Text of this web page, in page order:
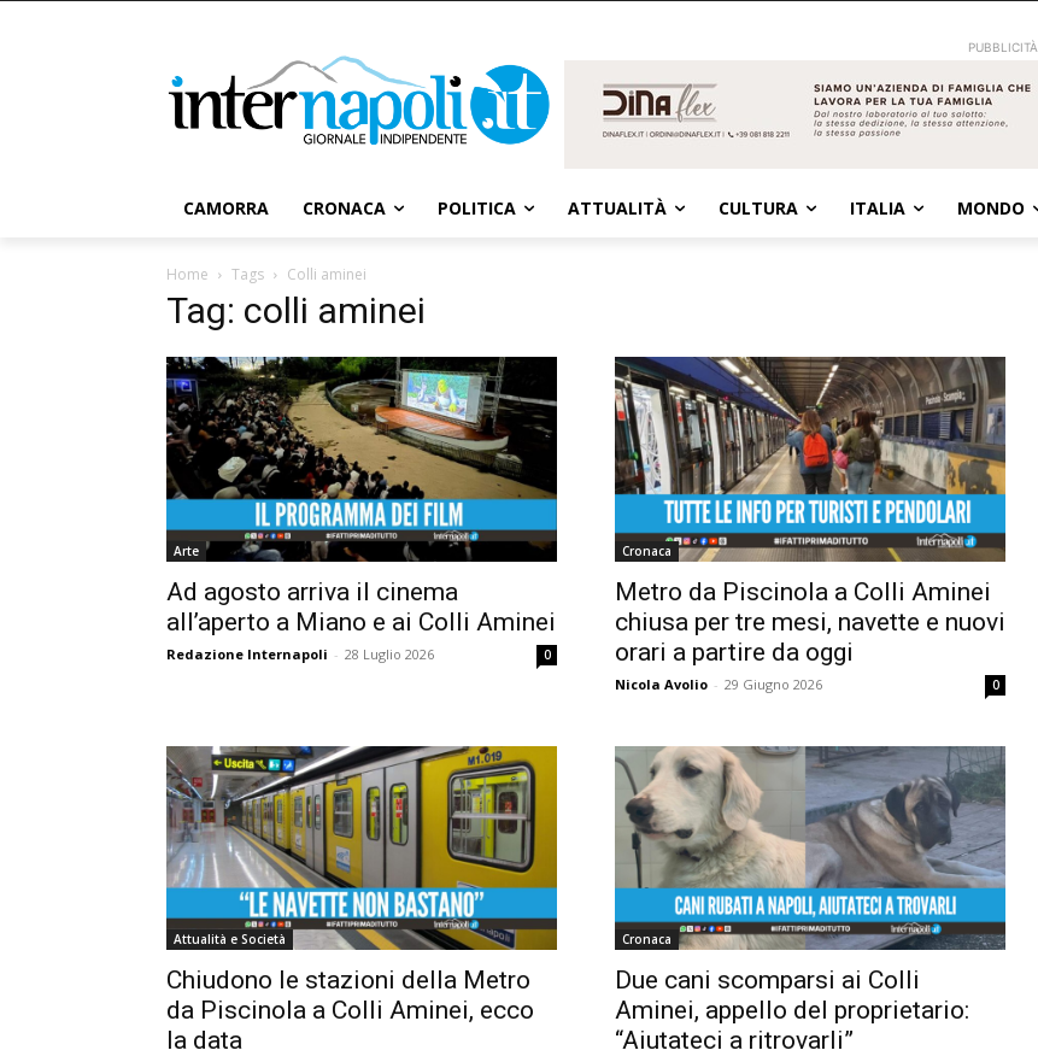
PUBBLICITÀ
CAMORRA CRONACA POLITICA ATTUALITÀ CULTURA ITALIA MONDO
Home Tags Colli aminei
Tag: colli aminei
Arte
Ad agosto arriva il cinema
all’aperto a Miano e ai Colli Aminei
Redazione Internapoli - 28 Luglio 2026 0
Cronaca
Metro da Piscinola a Colli Aminei
chiusa per tre mesi, navette e nuovi
orari a partire da oggi
Nicola Avolio - 29 Giugno 2026 0
Attualità e Società
Chiudono le stazioni della Metro
da Piscinola a Colli Aminei, ecco
la data
Cronaca
Due cani scomparsi ai Colli
Aminei, appello del proprietario:
“Aiutateci a ritrovarli”